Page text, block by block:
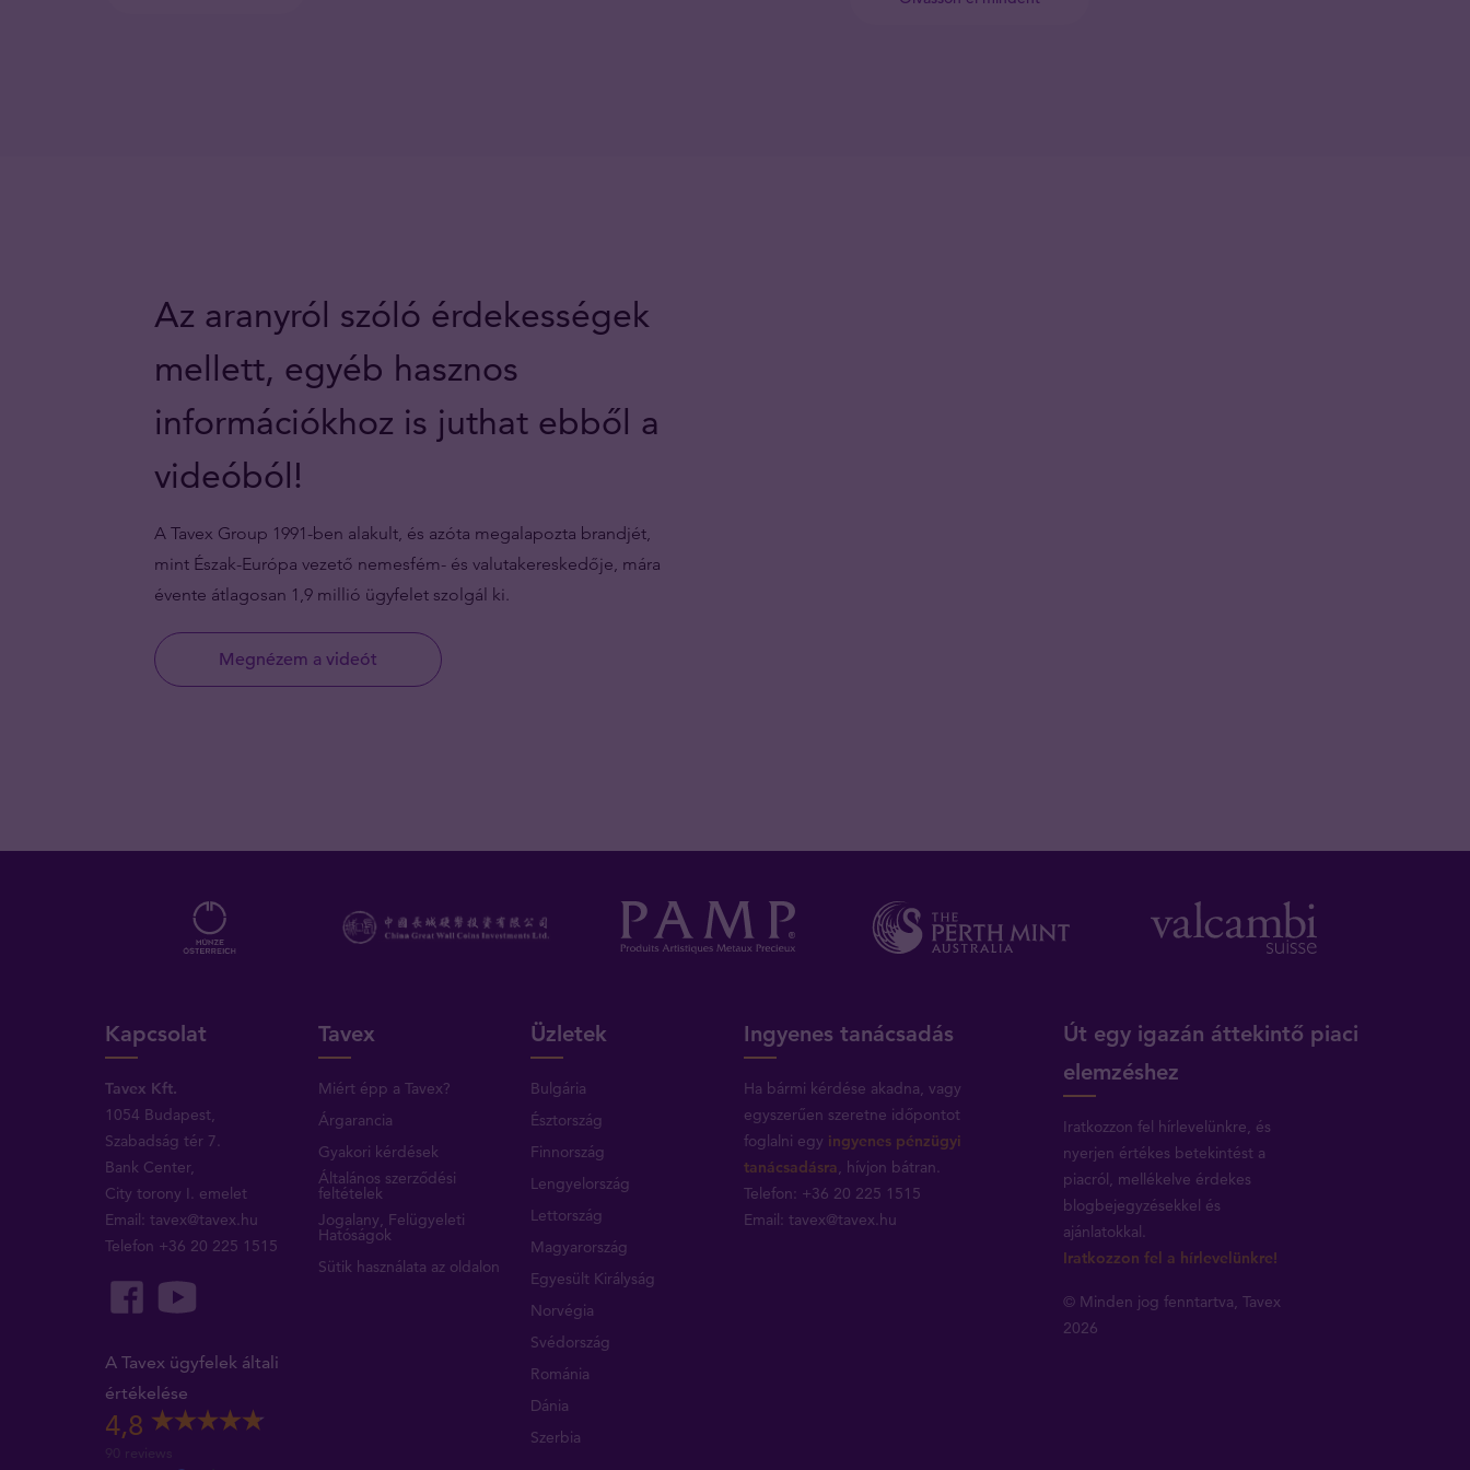
Az aranyról szóló érdekességek
mellett, egyéb hasznos
információkhoz is juthat ebből a
videóból!
A Tavex Group 1991-ben alakult, és azóta megalapozta brandjét,
mint Észak-Európa vezető nemesfém- és valutakereskedője, mára
évente átlagosan 1,9 millió ügyfelet szolgál ki.
Megnézem a videót
Kapcsolat
Tavex Kft.
1054 Budapest,
Szabadság tér 7.
Bank Center,
City torony I. emelet
Email:tavex@tavex.hu
Telefon +36 20 225 1515
A Tavex ügyfelek általi
értékelése
4,8
90 reviews
Tavex
Miért épp a Tavex?
Árgarancia
Gyakori kérdések
Általános szerződési
feltételek
Jogalany, Felügyeleti
Hatóságok
Sütik használata az oldalon
Üzletek
Bulgária
Észtország
Finnország
Lengyelország
Lettország
Magyarország
Egyesült Királyság
Norvégia
Svédország
Románia
Dánia
Szerbia
Ingyenes tanácsadás
Ha bármi kérdése akadna, vagy
egyszerűen szeretne időpontot
foglalni egy ingyenes pénzügyi
tanácsadásra , hívjon bátran.
Telefon: +36 20 225 1515
Email: tavex@tavex.hu
Út egy igazán áttekintő piaci
elemzéshez
Iratkozzon fel hírlevelünkre, és
nyerjen értékes betekintést a
piacról, mellékelve érdekes
blogbejegyzésekkel és
ajánlatokkal.
Iratkozzon fel a hírlevelünkre!
© Minden jog fenntartva, Tavex
2026